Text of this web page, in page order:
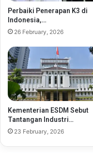
Perbaiki Penerapan K3 di
Indonesia,…
26 February, 2026
Kementerian ESDM Sebut
Tantangan Industri…
23 February, 2026